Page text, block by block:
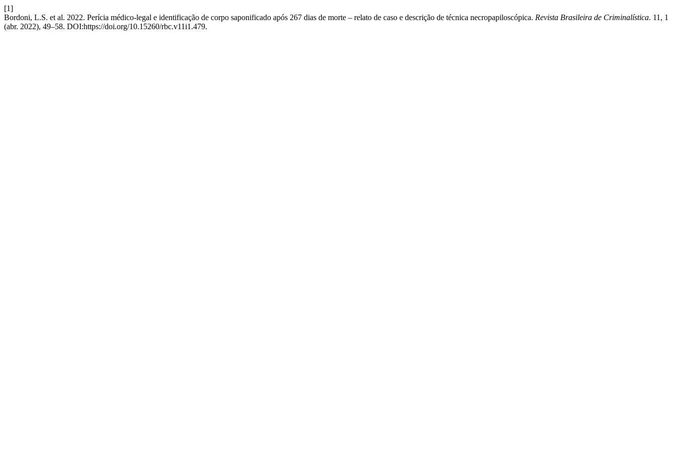
[1]
Bordoni, L.S. et al. 2022. Perícia médico-legal e identificação de corpo saponificado após 267 dias de morte – relato de caso e descrição de técnica necropapiloscópica. Revista Brasileira de Criminalística. 11, 1
(abr. 2022), 49–58. DOI:https://doi.org/10.15260/rbc.v11i1.479.